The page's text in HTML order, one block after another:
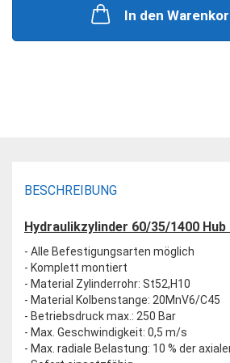
In den
BESCHREIBUNG
Hydraulikzylinder 60/35/1400
- Alle Befestigungsarten möglich
- Komplett montiert
- Material Zylinderrohr: St52,H10
- Material Kolbenstange: 20MnV6/C45
- Betriebsdruck max.: 250 Bar
- Max. Geschwindigkeit: 0,5 m/s
- Max. radiale Belastung: 10 % der